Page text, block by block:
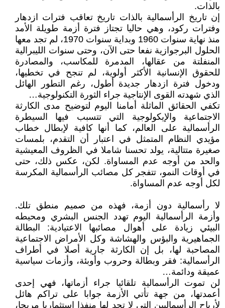
بالذات.
إن تاريخ الرأسمالية بالذات تاريخ تعاقب فترات ازدهار
وفترات ركود، وهي حاليا تجتاز فترة أزمة طويلة الأمد
منذ نهاية سنوات 1960 وبداية سنوات 1970، لم تجد معها
الحلول البرجوازية نفعا حتى الآن، وحتى سنوات الليبرالية
المنفلتة من عقالها، المدمرة للمكاسب، والمصادرة
للحقوق الإنسانية الأكثر أولوية، لم تنجح في تخطيها،
ودخول فترة ازدهار جديدة أطول، رغم التطور الهائل
الذي شهدته القوى الإنتاجية جراء الثورة التكنولوجية…
تكفي الحقائق الماثلة أمامنا اليوم لتوضيح مدى الكارثة
الاجتماعية والإيكولوجية التي تتسبب فيها السيطرة
الرأسمالية على العالم، كما أنها كافية لإبطال خطاب
مؤيدي النظام المتمثل في اعتبار أن التقدم، بلمسات
صغيرة متتالية، يولد تحسنا شاملا في الظروف المعيشية
والحد من أوجه عدم المساواة. لكن، عكس ذلك، حتى
في أوقات النمو، تتفجر كل مصائب الرأسمالية المكرسة
لكل أوجه عدم المساواة.
لا رأسمالية دون أزمة، فهذه من صميم منطق تلك.
وأزمة الرأسمالية اليوم تهدد الجنس البشري ومحيطه
البيئي زيادة على أهوال مصائبها الاعتيادية: البطالة
الجماهيرية والبؤس والهشاشة وكل الأمراض الاجتماعية
المصاحبة لها، بل إن الكارثة جارية أصلا في أطراف
الرأسمالية: فقر وبطالة وحروب وأوبئة، وأزمات سياسية
عميقة ودائمة…
لن تموت الرأسمالية تلقائيا جراء أزماتها، فهي إحدى
أعمدتها، من جهة تأتي الأزمة جوابا على تراكم هائل
لأرباح الرأسماليين التي لا تجد لها منفذا استثماريا مربحا،